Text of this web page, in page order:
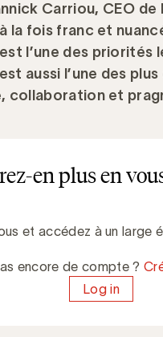
Carriou, CEO
la fois franc et
l’une des priorités
aussi l’une des
collaboration et
en plus en
et accédez à un large
encore de compte ?
Log in